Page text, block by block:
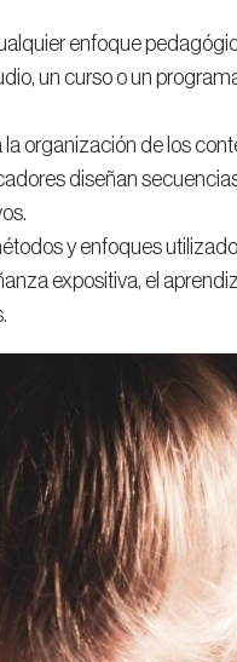
enfoque
un curso o un
la organización de los
diseñan
y enfoques
expositiva, el